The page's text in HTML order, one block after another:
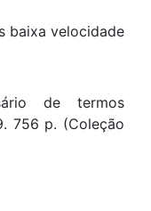
baixa velocidade
de termos
756 p. (Coleção